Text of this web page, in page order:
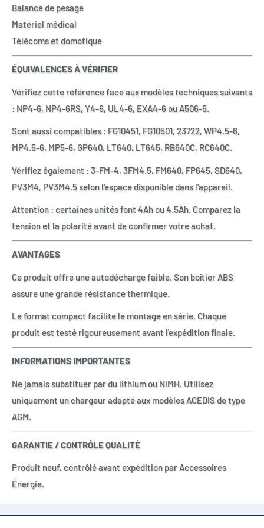
Balance de pesage
Matériel médical
Télécoms et domotique
ÉQUIVALENCES À VÉRIFIER
Vérifiez cette référence face aux modèles techniques suivants
: NP4-6, NP4-6RS, Y4-6, UL4-6, EXA4-6 ou A506-5.
Sont aussi compatibles : FG10451, FG10501, 23722, WP4.5-6,
MP4.5-6, MP5-6, GP640, LT640, LT645, RB640C, RC640C.
Vérifiez également : 3-FM-4, 3FM4.5, FM640, FP645, SD640,
PV3M4, PV3M4.5 selon l'espace disponible dans l'appareil.
Attention : certaines unités font 4Ah ou 4.5Ah. Comparez la
tension et la polarité avant de confirmer votre achat.
AVANTAGES
Ce produit offre une autodécharge faible. Son boîtier ABS
assure une grande résistance thermique.
Le format compact facilite le montage en série. Chaque
produit est testé rigoureusement avant l'expédition finale.
INFORMATIONS IMPORTANTES
Ne jamais substituer par du lithium ou NiMH. Utilisez
uniquement un chargeur adapté aux modèles ACEDIS de type
AGM.
GARANTIE / CONTRÔLE QUALITÉ
Produit neuf, contrôlé avant expédition par Accessoires
Énergie.